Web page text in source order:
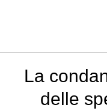
La
delle